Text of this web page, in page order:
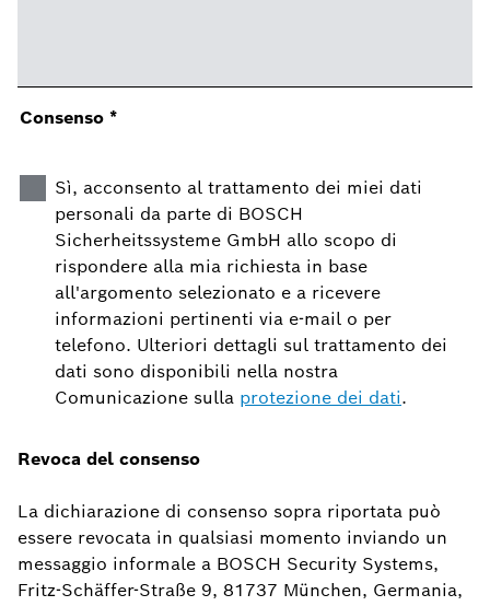
Consenso *
Sì, acconsento al trattamento dei miei dati
personali da parte di BOSCH
Sicherheitssysteme GmbH allo scopo di
rispondere alla mia richiesta in base
all'argomento selezionato e a ricevere
informazioni pertinenti via e-mail o per
telefono. Ulteriori dettagli sul trattamento dei
dati sono disponibili nella nostra
Comunicazione sulla protezione dei dati.
Revoca del consenso
La dichiarazione di consenso sopra riportata può
essere revocata in qualsiasi momento inviando un
messaggio informale a BOSCH Security Systems,
Fritz-Schäffer-Straße 9, 81737 München, Germania,